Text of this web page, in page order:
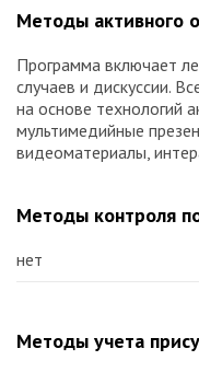
Методы активного
Программа включает
случаев и дискуссии.
на основе технологий
мультимедийные
видеоматериалы,
Методы контроля
нет
Методы учета